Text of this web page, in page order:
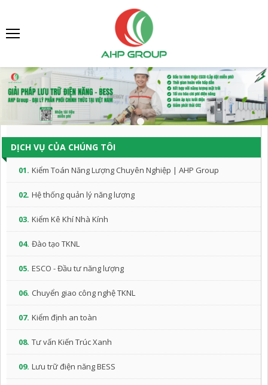
DỊCH VỤ CỦA CHÚNG TÔI
01. Kiểm Toán Năng Lượng Chuyên Nghiệp | AHP Group
02. Hệ thống quản lý năng lượng
03. Kiểm Kê Khí Nhà Kính
04. Đào tạo TKNL
05. ESCO - Đầu tư năng lượng
06. Chuyển giao công nghệ TKNL
07. Kiểm định an toàn
08. Tư vấn Kiến Trúc Xanh
09. Lưu trữ điện năng BESS